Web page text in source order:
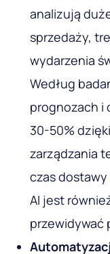
analizują
sprzedaży,
wydarzenia
Według
prognozach i
30-50%
zarządzania
czas dostawy
AI jest
przewidywać